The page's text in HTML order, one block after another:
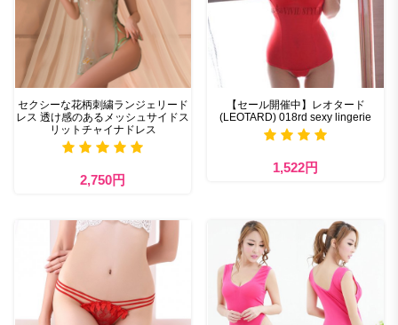
セクシーな花柄刺繍ランジェリード
レス 透け感のあるメッシュサイドス
リットチャイナドレス
2,750円
【セール開催中】レオタード
(LEOTARD) 018rd sexy lingerie
1,522円